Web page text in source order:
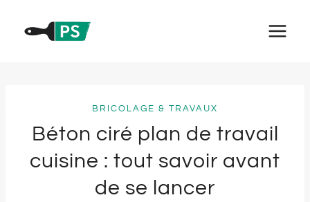
BRICOLAGE & TRAVAUX
Béton ciré plan de travail
cuisine : tout savoir avant
de se lancer